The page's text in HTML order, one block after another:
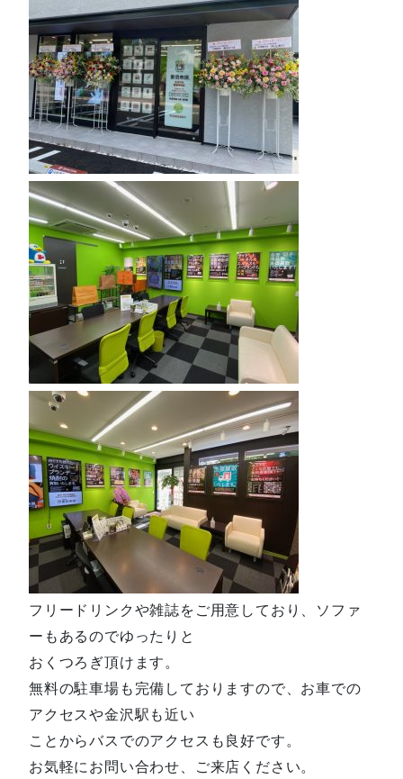
フリードリンクや雑誌をご用意しており、ソファ
ーもあるのでゆったりと
おくつろぎ頂けます。
無料の駐車場も完備しておりますので、お車での
アクセスや金沢駅も近い
ことからバスでのアクセスも良好です。
お気軽にお問い合わせ、ご来店ください。